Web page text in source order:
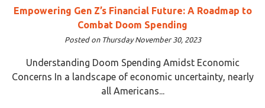
Empowering Gen Z’s Financial Future: A Roadmap to
Combat Doom Spending
Posted on Thursday November 30, 2023
Understanding Doom Spending Amidst Economic
Concerns In a landscape of economic uncertainty, nearly
all Americans...